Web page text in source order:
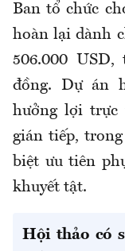
Ban tổ chức
hoàn lại dành
506.000 USD,
đồng. Dự án
hưởng lợi trực
gián tiếp,
biệt ưu tiên
khuyết tật.
Hội thảo có